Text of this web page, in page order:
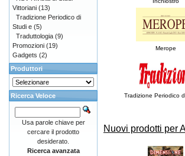
Merope
Tradizione Periodico
Nuovi prodotti per
Vittoriani (13)
Tradizione Periodico di
Studi e (5)
Traduttologia (9)
Promozioni (19)
Gadgets (2)
Produttori
Ricerca Veloce
Usa parole chiave per
cercare il prodotto
desiderato.
Ricerca avanzata